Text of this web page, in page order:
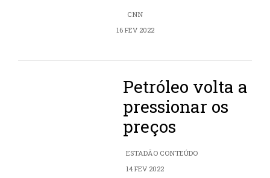
CNN
16 FEV 2022
Petróleo volta a
pressionar os
preços
ESTADÃO CONTEÚDO
14 FEV 2022